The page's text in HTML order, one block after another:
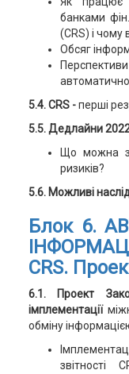
банками
(CRS) і чому
Обсяг
5.4. CRS -перші
5.5. Дедлайни
Що можна
ризиків?
5.6. Можливі
Блок 6.
CRS.
6.1. Проект
імплементації
обміну
звітності